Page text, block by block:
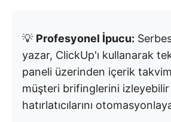
💡 Profesyonel İpucu:
yazar, ClickUp'ı kullanarak
paneli üzerinden içerik
müşteri brifinglerini
hatırlatıcılarını